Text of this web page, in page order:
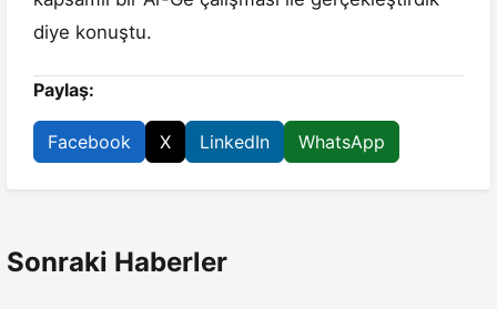
diye konuştu.
Paylaş:
Facebook X LinkedIn WhatsApp
Sonraki Haberler